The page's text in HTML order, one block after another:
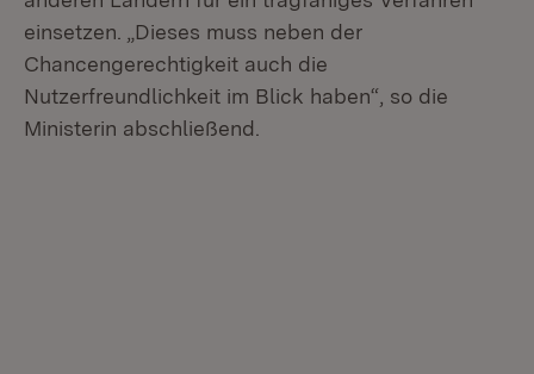
einsetzen. „Dieses muss neben der
Chancengerechtigkeit auch die
Nutzerfreundlichkeit im Blick haben“, so die
Ministerin abschließend.